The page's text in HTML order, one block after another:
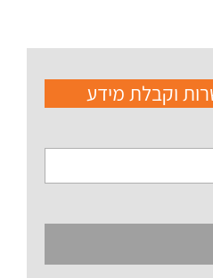
וקבלת מידע